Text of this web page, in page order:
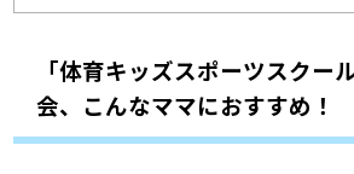
「体育キッズスポーツスクー
会、こんなママにおすすめ！